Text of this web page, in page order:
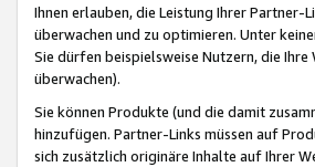
Ihnen erlauben, die Leistung Ihrer Partner-
überwachen und zu optimieren. Unter
Sie dürfen beispielsweise Nutzern, die
überwachen).
Sie können Produkte (und die damit
hinzufügen. Partner-Links müssen auf
sich zusätzlich originäre Inhalte auf Ihrer